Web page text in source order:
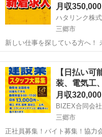
月収350,000
ハタリンク株
三郷市
新しい仕事を探している方へ！ 未経験OK！寮付きのお仕事も多数！
日払い・週払いも相談可能！ 「すぐ働きたい」 「住む場所も一緒に探
したい」 「今より収入を増やしたい」 そんな方におすす
ご...
【日払い可
装、電気工
月収320,000
BIZEX合同会社
三郷市
正社員募集！バイト募集！協力会社募集！ 茨城県内